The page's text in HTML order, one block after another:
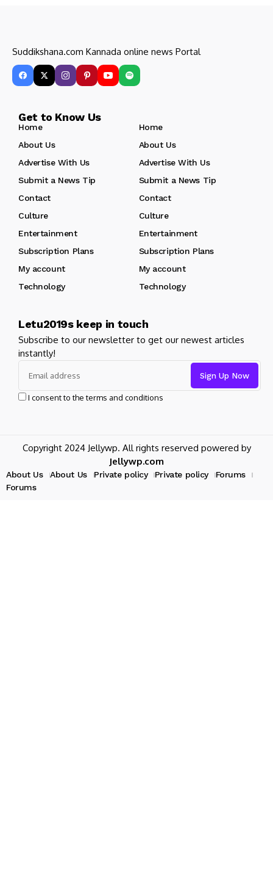
Suddikshana.com Kannada online news Portal
Get to Know Us
Home
Home
About Us
About Us
Advertise With Us
Advertise With Us
Submit a News Tip
Submit a News Tip
Contact
Contact
Culture
Culture
Entertainment
Entertainment
Subscription Plans
Subscription Plans
My account
My account
Technology
Technology
Letu2019s keep in touch
Subscribe to our newsletter to get our newest articles
instantly!
I consent to the terms and conditions
Copyright 2024 Jellywp. All rights reserved powered by
Jellywp.com
About Us About Us Private policy Private policy
Forums
Forums